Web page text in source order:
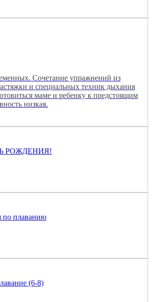
Сочетание упражнений из
и специальных техник дыхания
маме и ребенку к предстоящим
низкая.
РОЖДЕНИЯ!
по плаванию
(6-8)